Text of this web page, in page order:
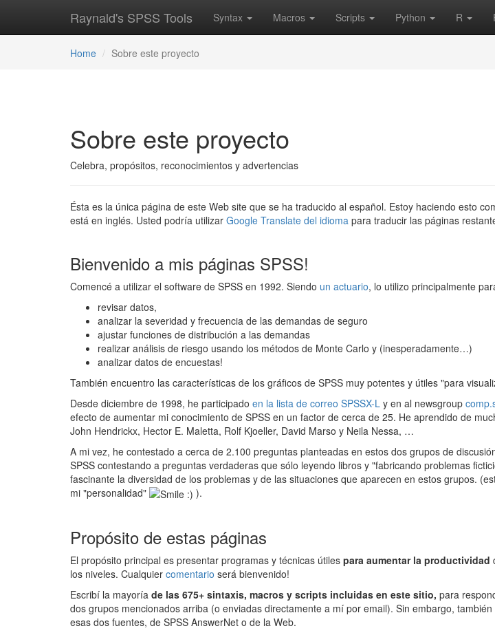
Raynald's SPSS Tools Syntax Macros Scripts Python R
Home Sobre este proyecto
Sobre este proyecto
Celebra, propósitos, reconocimientos y advertencias
Ésta es la única página de este Web site que se ha traducido al español. Estoy haciendo esto
está en inglés. Usted podría utilizar Google Translate del idioma para traducir las páginas
Bienvenido a mis páginas SPSS!
Comencé a utilizar el software de SPSS en 1992. Siendo un actuario, lo utilizo principalmente
revisar datos,
analizar la severidad y frecuencia de las demandas de seguro
ajustar funciones de distribución a las demandas
realizar análisis de riesgo usando los métodos de Monte Carlo y (inesperadamente…)
analizar datos de encuestas!
También encuentro las características de los gráficos de SPSS muy potentes y útiles "para
Desde diciembre de 1998, he participado en la lista de correo SPSSX-L y en al newsgroup
efecto de aumentar mi conocimiento de SPSS en un factor de cerca de 25. He aprendido de
John Hendrickx, Hector E. Maletta, Rolf Kjoeller, David Marso y Neila Nessa, …
A mi vez, he contestado a cerca de 2.100 preguntas planteadas en estos dos grupos de
SPSS contestando a preguntas verdaderas que sólo leyendo libros y "fabricando problemas
fascinante la diversidad de los problemas y de las situaciones que aparecen en estos grupos.
mi "personalidad"
).
Propósito de estas páginas
El propósito principal es presentar programas y técnicas útiles para aumentar la productividad
los niveles. Cualquier comentario será bienvenido!
Escribí la mayoría de las 675+ sintaxis, macros y scripts incluidas en este sitio, para
dos grupos mencionados arriba (o enviadas directamente a mí por email). Sin embargo,
esas dos fuentes, de SPSS AnswerNet o de la Web.